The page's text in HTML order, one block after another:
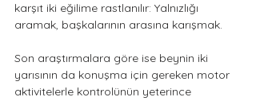
karşıt iki eğilime rastlanılır: Yalnızlığı
aramak, başkalarının arasına karışmak.
Son araştırmalara göre ise beynin iki
yarısının da konuşma için gereken motor
aktivitelerle kontrolünün yeterince